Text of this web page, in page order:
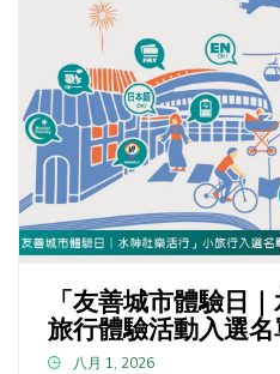
「友善城市體驗日
旅行體驗活動入選
八月 1, 2026